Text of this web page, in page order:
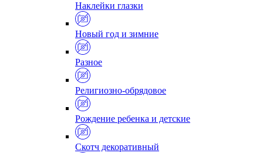
Наклейки глазки
Новый год и зимние
Разное
Религиозно-обрядовое
Рождение ребенка и детские
Скотч декоративный